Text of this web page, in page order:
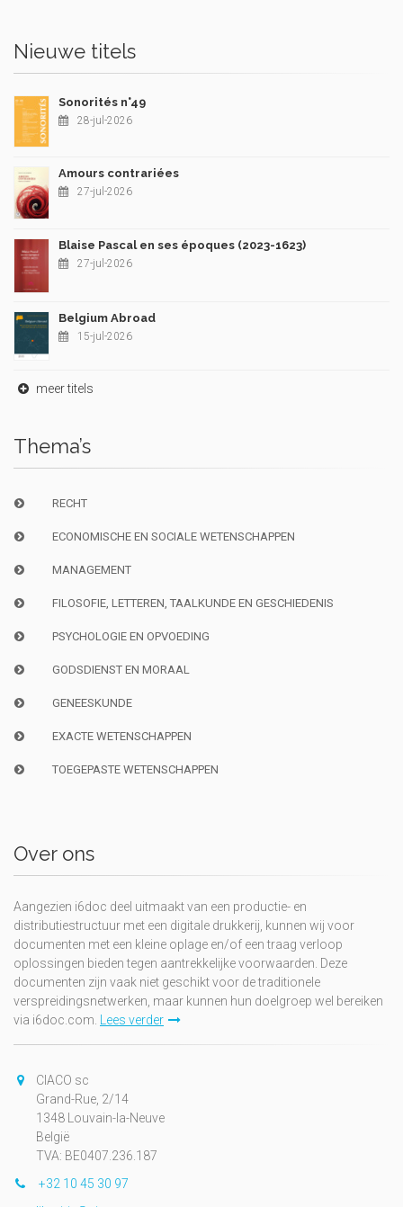
Nieuwe titels
Sonorités n°49
28-jul-2026
Amours contrariées
27-jul-2026
Blaise Pascal en ses époques (2023-1623)
27-jul-2026
Belgium Abroad
15-jul-2026
meer titels
Thema’s
RECHT
ECONOMISCHE EN SOCIALE WETENSCHAPPEN
MANAGEMENT
FILOSOFIE, LETTEREN, TAALKUNDE EN GESCHIEDENIS
PSYCHOLOGIE EN OPVOEDING
GODSDIENST EN MORAAL
GENEESKUNDE
EXACTE WETENSCHAPPEN
TOEGEPASTE WETENSCHAPPEN
Over ons
Aangezien i6doc deel uitmaakt van een productie- en
distributiestructuur met een digitale drukkerij, kunnen wij voor
documenten met een kleine oplage en/of een traag verloop
oplossingen bieden tegen aantrekkelijke voorwaarden. Deze
documenten zijn vaak niet geschikt voor de traditionele
verspreidingsnetwerken, maar kunnen hun doelgroep wel bereiken
via i6doc.com. Lees verder
CIACO sc
Grand-Rue, 2/14
1348 Louvain-la-Neuve
België
TVA: BE0407.236.187
+32 10 45 30 97